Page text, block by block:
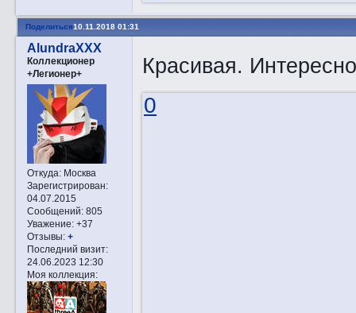
Поделиться10.11.2018 01:31
AlundraXXX
Коллекционер
+Легионер+
Откуда:Москва
Зарегистрирован:
04.07.2015
Сообщений:805
Уважение: +37
Отзывы: +
Последний визит:
24.06.2023 12:30
Моя коллекция:
Красивая.
0